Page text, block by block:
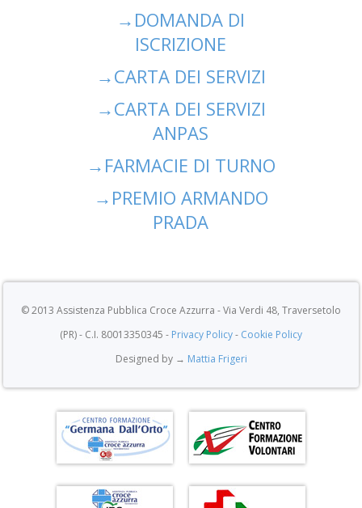
→ DOMANDA DI
ISCRIZIONE
→CARTA DEI SERVIZI
→CARTA DEI SERVIZI
ANPAS
→ FARMACIE DI TURNO
→ PREMIO ARMANDO
PRADA
© 2013 Assistenza Pubblica Croce Azzurra - Via Verdi 48, Traversetolo
(PR) - C.I. 80013350345 - Privacy Policy- Cookie Policy
Designed by → Mattia Frigeri